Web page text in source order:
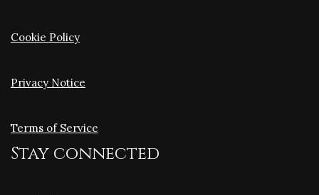
Cookie Policy
Privacy Notice
Terms of Service
Stay connected